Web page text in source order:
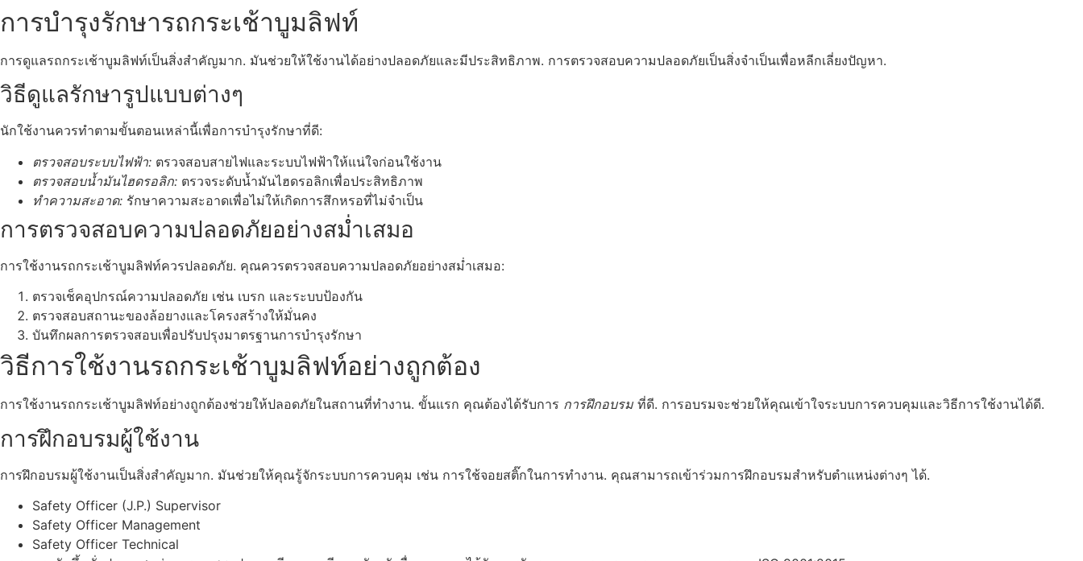
การบำรุงรักษารถกระเช้าบูมลิฟท์
การดูแลรถกระเช้าบูมลิฟท์เป็นสิ่งสำคัญมาก. มันช่วยให้ใช้งานได้อย่างปลอดภัยและมีประสิทธิภาพ. การตรวจสอบความปลอดภัยเป็นสิ่งจำเป็นเพื่อหลีกเลี่ยงปัญหา.
วิธีดูแลรักษารูปแบบต่างๆ
นักใช้งานควรทำตามขั้นตอนเหล่านี้เพื่อการบำรุงรักษาที่ดี:
ตรวจสอบระบบไฟฟ้า: ตรวจสอบสายไฟและระบบไฟฟ้าให้แน่ใจก่อนใช้งาน
ตรวจสอบน้ำมันไฮดรอลิก: ตรวจระดับน้ำมันไฮดรอลิกเพื่อประสิทธิภาพ
ทำความสะอาด: รักษาความสะอาดเพื่อไม่ให้เกิดการสึกหรอที่ไม่จำเป็น
การตรวจสอบความปลอดภัยอย่างสม่ำเสมอ
การใช้งานรถกระเช้าบูมลิฟท์ควรปลอดภัย. คุณควรตรวจสอบความปลอดภัยอย่างสม่ำเสมอ:
ตรวจเช็คอุปกรณ์ความปลอดภัย เช่น เบรก และระบบป้องกัน
ตรวจสอบสถานะของล้อยางและโครงสร้างให้มั่นคง
บันทึกผลการตรวจสอบเพื่อปรับปรุงมาตรฐานการบำรุงรักษา
วิธีการใช้งานรถกระเช้าบูมลิฟท์อย่างถูกต้อง
การใช้งานรถกระเช้าบูมลิฟท์อย่างถูกต้องช่วยให้ปลอดภัยในสถานที่ทำงาน. ขั้นแรก คุณต้องได้รับการ การฝึกอบรม ที่ดี. การอบรมจะช่วยให้คุณเข้าใจระบบการควบคุมและวิธีการใช้งานได้ดี.
การฝึกอบรมผู้ใช้งาน
การฝึกอบรมผู้ใช้งานเป็นสิ่งสำคัญมาก. มันช่วยให้คุณรู้จักระบบการควบคุม เช่น การใช้จอยสติ๊กในการทำงาน. คุณสามารถเข้าร่วมการฝึกอบรมสำหรับตำแหน่งต่างๆ ได้.
Safety Officer (J.P.) Supervisor
Safety Officer Management
Safety Officer Technical